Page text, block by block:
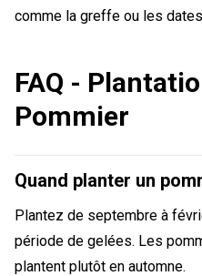
comme la greffe ou les
FAQ -
Pommier
Quand planter un
Plantez de septembre à
période de gelées. Les
plantent plutôt en automne.